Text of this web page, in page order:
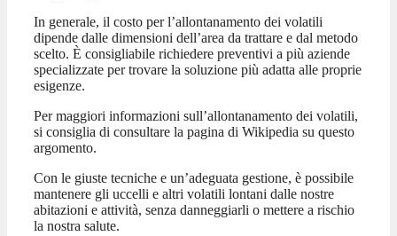
In generale, il costo per l’allontanamento dei volatili
dipende dalle dimensioni dell’area da trattare e dal metodo
scelto. È consigliabile richiedere preventivi a più aziende
specializzate per trovare la soluzione più adatta alle proprie
esigenze.
Per maggiori informazioni sull’allontanamento dei volatili,
si consiglia di consultare la pagina di Wikipedia su questo
argomento.
Con le giuste tecniche e un’adeguata gestione, è possibile
mantenere gli uccelli e altri volatili lontani dalle nostre
abitazioni e attività, senza danneggiarli o mettere a rischio
la nostra salute.